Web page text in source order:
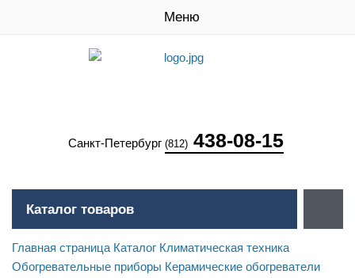
Меню
Санкт-Петербург (812) 438-08-15
Каталог товаров
Главная страница Каталог Климатическая техника
Обогревательные приборы Керамические обогреватели